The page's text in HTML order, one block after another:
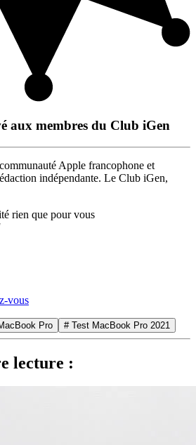
aux membres du Club iGen
Apple francophone et
indépendante. Le Club iGen,
rien que pour vous
vous
Pro # Test MacBook Pro 2021
lecture :